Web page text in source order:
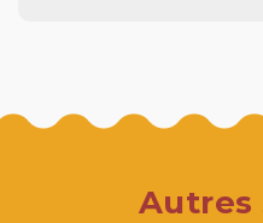
Autres